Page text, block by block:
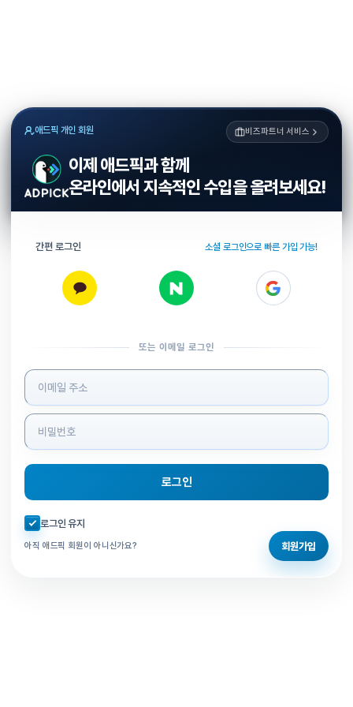
애드픽 개인 회원 비즈파트너 서비스
이제 애드픽과 함께
온라인에서 지속적인 수입을 올려보세요!
간편 로그인 소셜 로그인으로 빠른 가입 가능!
또는 이메일 로그인
로그인 정보 입력
로그인
자동로그인 체크
로그인 유지
아직 애드픽 회원이 아니신가요? 회원가입